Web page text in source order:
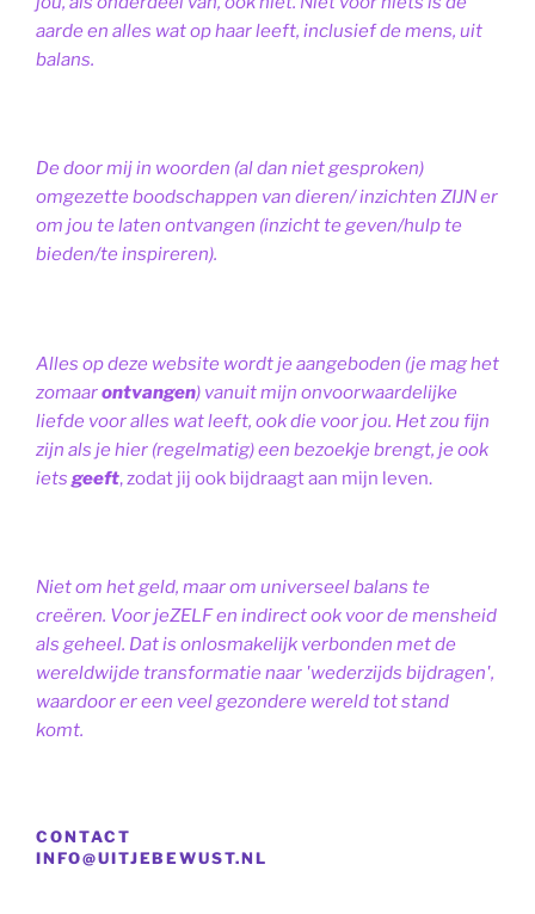
aarde en alles wat op haar leeft, inclusief de mens, uit
balans.
De door mij in woorden (al dan niet gesproken)
omgezette boodschappen van dieren/ inzichten ZIJN er
om jou te laten ontvangen (inzicht te geven/hulp te
bieden/te inspireren).
Alles op deze website wordt je aangeboden (je mag het
zomaarontvangen) vanuit mijn onvoorwaardelijke
liefde voor alles wat leeft, ook die voor jou. Het zou fijn
zijn als je hier (regelmatig) een bezoekje brengt, je ook
iets geeft, zodat jij ook bijdraagt aan mijn leven.
Niet om het geld, maar om universeel balans te
creëren. Voor jeZELF en indirect ook voor de mensheid
als geheel. Dat is onlosmakelijk verbonden met de
wereldwijde transformatie naar 'wederzijds bijdragen',
waardoor er een veel gezondere wereld tot stand
komt.
CONTACT
INFO@UITJEBEWUST.NL